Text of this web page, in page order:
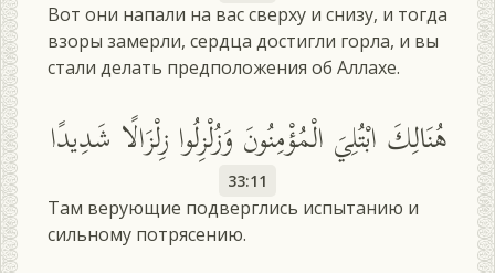
Вот они напали на вас сверху и снизу, и тогда
взоры замерли, сердца достигли горла, и вы
стали делать предположения об Аллахе.
هُنَالِكَ ابْتُلِيَ الْمُؤْمِنُونَ وَزُلْزِلُوا زِلْزَالًا شَدِيدًا
33:11
Там верующие подверглись испытанию и
сильному потрясению.